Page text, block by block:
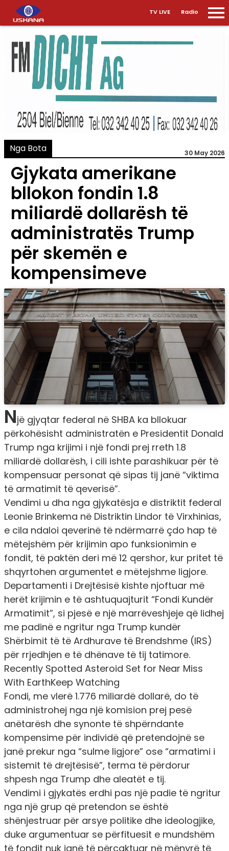
TV LIVE Radio
Nga Bota 30 May 2026
Gjykata amerikane
bllokon fondin 1.8
miliardë dollarësh të
administratës Trump
për skemën e
kompensimeve
Një gjyqtar federal në SHBA ka bllokuar
përkohësisht administratën e Presidentit Donald
Trump nga krijimi i një fondi prej rreth 1.8
miliardë dollarësh, i cili ishte parashikuar për të
kompensuar personat që sipas tij janë “viktima
të armatimit të qeverisë”.
Vendimi u dha nga gjykatësja e distriktit federal
Leonie Brinkema në Distriktin Lindor të Virxhinias,
e cila ndaloi qeverinë të ndërmarrë çdo hap të
mëtejshëm për krijimin apo funksionimin e
fondit, të paktën deri më 12 qershor, kur pritet të
shqyrtohen argumentet e mëtejshme ligjore.
Departamenti i Drejtësisë kishte njoftuar më
herët krijimin e të ashtuquajturit “Fondi Kundër
Armatimit”, si pjesë e një marrëveshjeje që lidhej
me padinë e ngritur nga Trump kundër
Shërbimit të të Ardhurave të Brendshme (IRS)
për rrjedhjen e të dhënave të tij tatimore.
Recently Spotted Asteroid Set for Near Miss
With EarthKeep Watching
Fondi, me vlerë 1.776 miliardë dollarë, do të
administrohej nga një komision prej pesë
anëtarësh dhe synonte të shpërndante
kompensime për individë që pretendojnë se
janë prekur nga “sulme ligjore” ose “armatimi i
sistemit të drejtësisë”, terma të përdorur
shpesh nga Trump dhe aleatët e tij.
Vendimi i gjykatës erdhi pas një padie të ngritur
nga një grup që pretendon se është
shënjestruar për arsye politike dhe ideologjike,
duke argumentuar se përfituesit e mundshëm
të fondit nuk janë të përcaktuar në mënyrë të